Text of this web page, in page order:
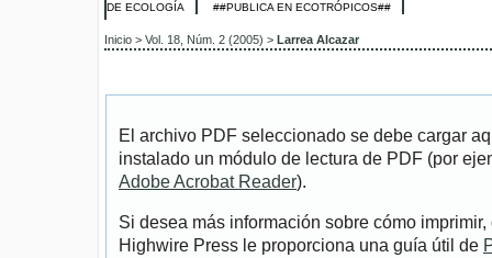
DE ECOLOGÍA ##PUBLICA EN ECOTRÓPICOS##
Inicio > Vol. 18, Núm. 2 (2005) > Larrea Alcazar
El archivo PDF seleccionado se debe cargar
instalado un módulo de lectura de PDF (por
Adobe Acrobat Reader).
Si desea más información sobre cómo
Highwire Press le proporciona una guía útil de